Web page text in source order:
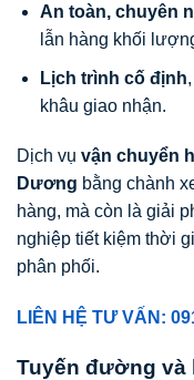
An toàn, chuyên
lẫn hàng khối
Lịch trình cố định
khâu giao nhận.
Dịch vụ vận chuyển
Dương bằng chành
hàng, mà còn là giải
nghiệp tiết kiệm thời
phân phối.
LIÊN HỆ TƯ VẤN:
Tuyến đường và